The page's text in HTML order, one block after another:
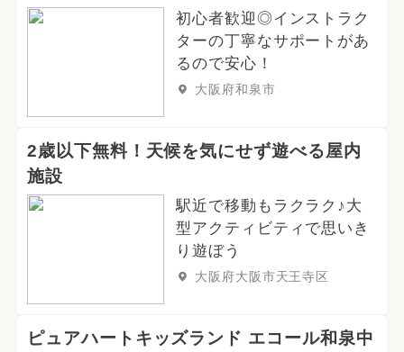
初心者歓迎◎インストラク
ターの丁寧なサポートがあ
るので安心！
大阪府和泉市
2歳以下無料！天候を気にせず遊べる屋内
施設
駅近で移動もラクラク♪大
型アクティビティで思いき
り遊ぼう
大阪府大阪市天王寺区
ピュアハートキッズランド エコール和泉中